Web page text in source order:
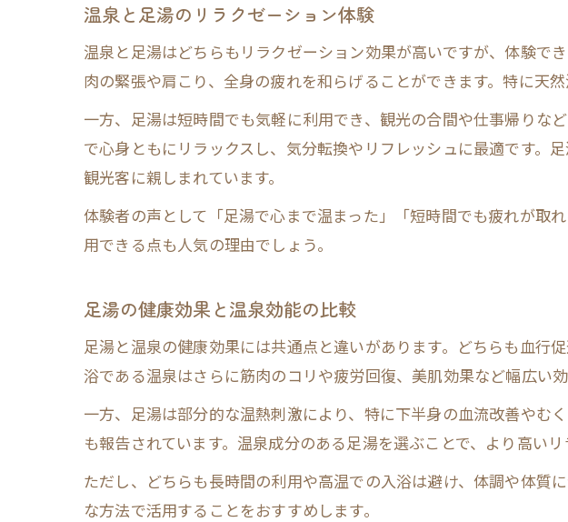
自宅や旅先で足
自宅足湯を
旅先で足湯
足湯を旅行
足湯で旅の
温泉と足湯のリラクゼーション体験
温泉と足湯はどちらもリラクゼーション効果が高いですが、体験で
肉の緊張や肩こり、全身の疲れを和らげることができます。特に天
一方、足湯は短時間でも気軽に利用でき、観光の合間や仕事帰りな
で心身ともにリラックスし、気分転換やリフレッシュに最適です。
観光客に親しまれています。
体験者の声として「足湯で心まで温まった」「短時間でも疲れが取
用できる点も人気の理由でしょう。
足湯の健康効果と温泉効能の比較
足湯と温泉の健康効果には共通点と違いがあります。どちらも血行
浴である温泉はさらに筋肉のコリや疲労回復、美肌効果など幅広い効
一方、足湯は部分的な温熱刺激により、特に下半身の血流改善やむ
も報告されています。温泉成分のある足湯を選ぶことで、より高い
ただし、どちらも長時間の利用や高温での入浴は避け、体調や体質
な方法で活用することをおすすめします。